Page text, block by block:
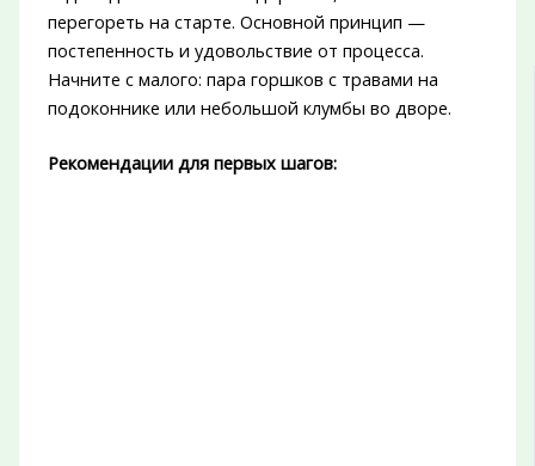
перегореть на старте. Основной принцип —
постепенность и удовольствие от процесса.
Начните с малого: пара горшков с травами на
подоконнике или небольшой клумбы во дворе.
Рекомендации для первых шагов: